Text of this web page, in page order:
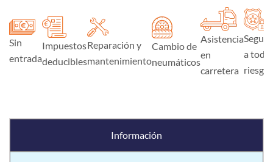
Sin
entrada
Impuestos
deducibles
Reparación y
mantenimiento
Cambio de
neumáticos
Asistencia
en
carretera
Seguro
a todo
riesgo
Información